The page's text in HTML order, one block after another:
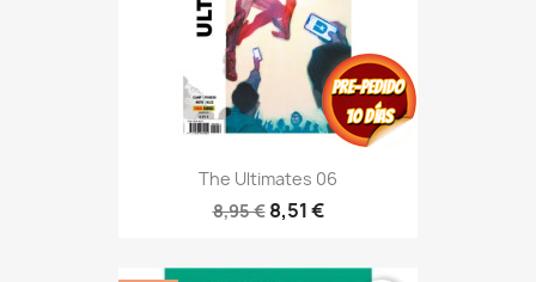
The Ultimates 06
8,95 € 8,51 €